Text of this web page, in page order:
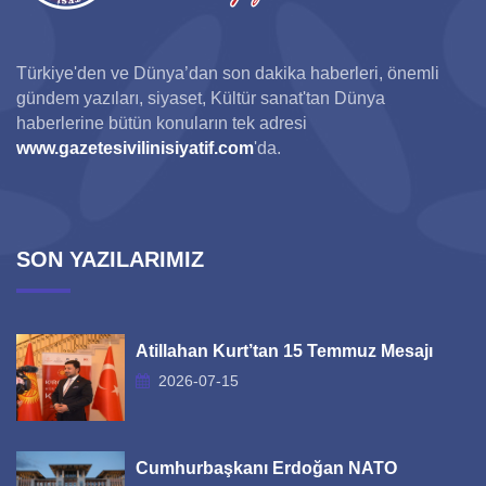
Türkiye'den ve Dünya’dan son dakika haberleri, önemli
gündem yazıları, siyaset, Kültür sanat'tan Dünya
haberlerine bütün konuların tek adresi
www.gazetesivilinisiyatif.com'da.
SON YAZILARIMIZ
Atillahan Kurt’tan 15 Temmuz Mesajı
2026-07-15
Cumhurbaşkanı Erdoğan NATO